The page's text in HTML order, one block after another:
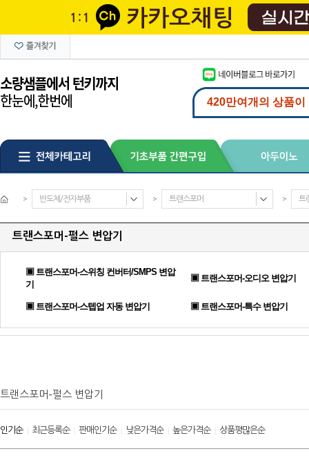
> 반도체/전자부품 > 트랜스포머 > 트
트랜스포머-펄스 변압기
▣ 트랜스포머-스위칭 컨버터/SMPS 변압
기
▣ 트랜스포머-오디오 변압기
▣ 트랜스포머-스텝업 자동 변압기 ▣ 트랜스포머-특수 변압기
트랜스포머-펄스 변압기
인기순| 최근등록순| 판매인기순| 낮은가격순| 높은가격순| 상품평많은순